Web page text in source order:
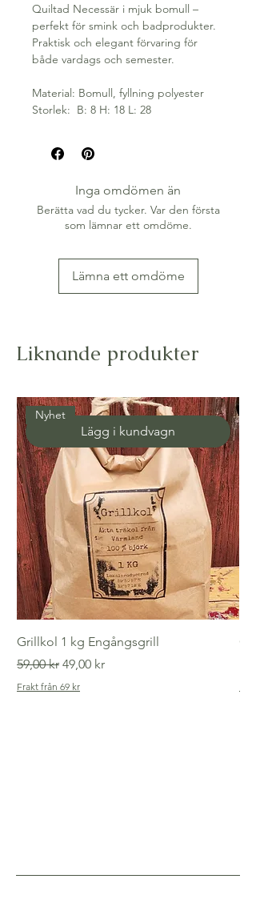
Quiltad Necessär i mjuk bomull –
perfekt för smink och badprodukter.
Praktisk och elegant förvaring för
både vardags och semester.
Material: Bomull, fyllning polyester
Storlek: B: 8 H: 18 L: 28
Inga omdömen än
Berätta vad du tycker. Var den första
som lämnar ett omdöme.
Lämna ett omdöme
Liknande produkter
Lägg i kundvagn
Nyhet
Grillkol 1 kg Engångsgrill
Ordinarie pris
59,00 kr Reapris
49,00 kr
Frakt från 69 kr